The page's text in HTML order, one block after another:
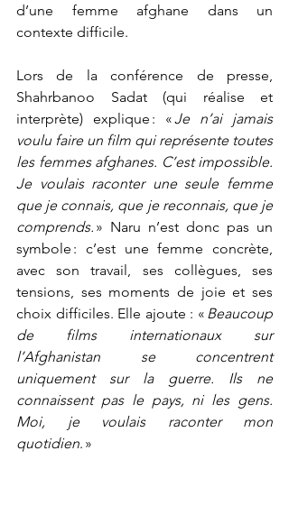
d’une femme afghane dans un
contexte difficile.
Lors de la conférence de presse,
Shahrbanoo Sadat (qui réalise et
interprète) explique : « Je n’ai jamais
voulu faire un film qui représente toutes
les femmes afghanes. C’est impossible.
Je voulais raconter une seule femme
que je connais, que je reconnais, que je
comprends. » Naru n’est donc pas un
symbole : c’est une femme concrète,
avec son travail, ses collègues, ses
tensions, ses moments de joie et ses
choix difficiles. Elle ajoute : « Beaucoup
de films internationaux sur
l’Afghanistan se concentrent
uniquement sur la guerre. Ils ne
connaissent pas le pays, ni les gens.
Moi, je voulais raconter mon
quotidien. »